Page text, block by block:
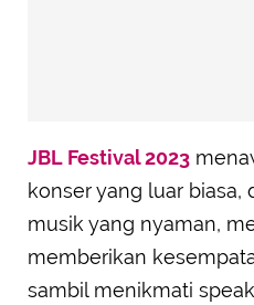
JBL Festival 2023
konser yang luar
musik yang nyaman,
memberikan
sambil menikmati